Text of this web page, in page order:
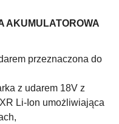
AKUMULATOROWA
przeznaczona do
z udarem 18V z
Li-Ion umożliwiająca